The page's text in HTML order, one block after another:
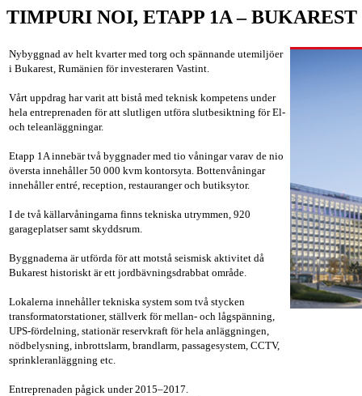
TIMPURI NOI, ETAPP 1A – BUKAREST
Nybyggnad av helt kvarter med torg och spännande utemiljöer
i Bukarest, Rumänien för investeraren Vastint.
Vårt uppdrag har varit att bistå med teknisk kompetens under
hela entreprenaden för att slutligen utföra slutbesiktning för El-
och teleanläggningar.
Etapp 1A innebär två byggnader med tio våningar varav de nio
översta innehåller 50 000 kvm kontorsyta. Bottenvåningar
innehåller entré, reception, restauranger och butiksytor.
I de två källarvåningarna finns tekniska utrymmen, 920
garageplatser samt skyddsrum.
Byggnaderna är utförda för att motstå seismisk aktivitet då
Bukarest historiskt är ett jordbävningsdrabbat område.
Lokalerna innehåller tekniska system som två stycken
transformatorstationer, ställverk för mellan- och lågspänning,
UPS-fördelning, stationär reservkraft för hela anläggningen,
nödbelysning, inbrottslarm, brandlarm, passagesystem, CCTV,
sprinkleranläggning etc.
Entreprenaden pågick under 2015–2017.